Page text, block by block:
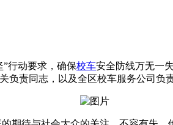
行动要求，确保校车安全防线万无一
负责同志，以及全区校车服务公司负